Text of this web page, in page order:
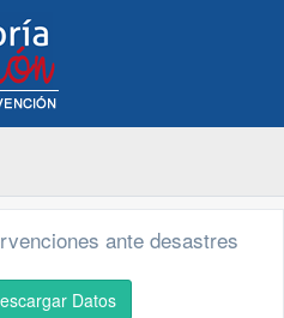
ante desastres
Datos